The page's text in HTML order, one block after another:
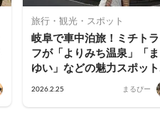
旅行・観光・スポット
岐阜で車中泊旅！ミチト
フが「よりみち温泉」「
ゆい」などの魅力スポッ
体験してきた（「テラス
2026.2.25 まるぴー